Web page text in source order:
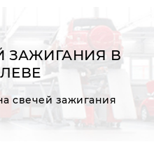
ЗАЖИГАНИЯ В
свечей зажигания